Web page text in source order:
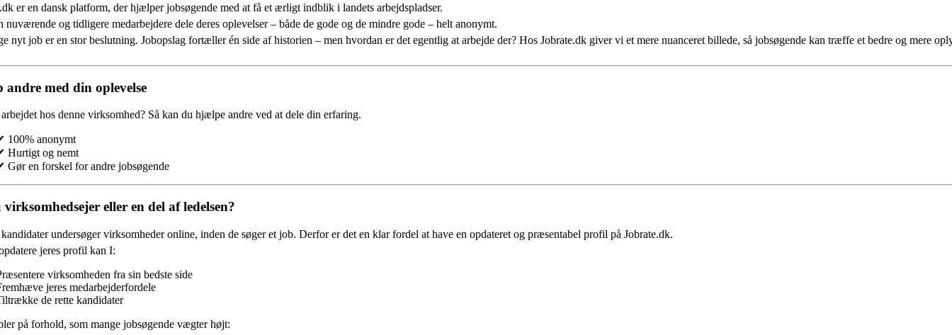
er en dansk platform, der hjælper jobsøgende med at få et ærligt indblik i landets arbejdspladser.
nuværende og tidligere medarbejdere dele deres oplevelser – både de gode og de mindre gode – helt anonymt.
nyt job er en stor beslutning. Jobopslag fortæller én side af historien – men hvordan er det egentlig at arbejde der? Hos Jobrate.dk giver vi et mere nuanceret billede, så jobsøgende kan træffe et bedre og mere
med din oplevelse
hos denne virksomhed?Så kan du hjælpe andre ved at dele din erfaring.
100% anonymt
Hurtigt og nemt
Gør en forskel for andre jobsøgende
eller en del af ledelsen?
undersøger virksomheder online, inden de søger et job. Derfor er det en klar fordel at have en opdateret og præsentabel profil på Jobrate.dk.
jeres profil kan I:
virksomheden fra sin bedste side
jeres medarbejderfordele
de rette kandidater
på forhold, som mange jobsøgende vægter højt: